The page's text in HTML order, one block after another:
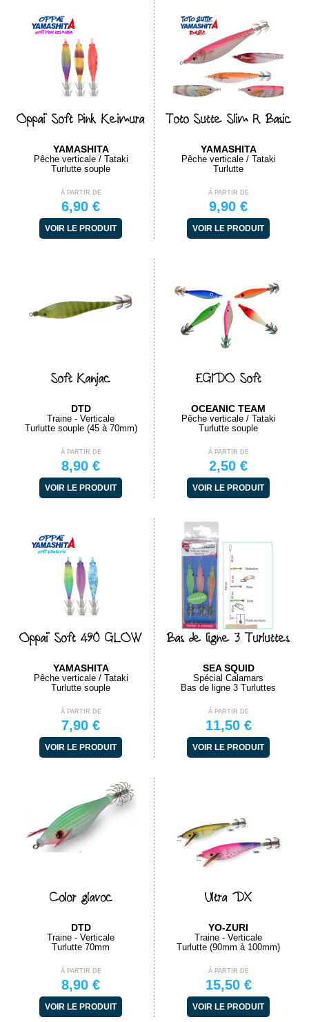
Oppaï Soft Pink Keimura
YAMASHITA
Pêche verticale / Tataki
Turlutte souple
À PARTIR DE
6,90 €
VOIR LE PRODUIT
Toto Sutte Slim R Basic
YAMASHITA
Pêche verticale / Tataki
Turlutte
À PARTIR DE
9,90 €
VOIR LE PRODUIT
Soft Kanjac
DTD
Traine - Verticale
Turlutte souple (45 à 70mm)
À PARTIR DE
8,90 €
VOIR LE PRODUIT
EGIDO Soft
OCEANIC TEAM
Pêche verticale / Tataki
Turlutte souple
À PARTIR DE
2,50 €
VOIR LE PRODUIT
Oppaï Soft 490 GLOW
YAMASHITA
Pêche verticale / Tataki
Turlutte souple
À PARTIR DE
7,90 €
VOIR LE PRODUIT
Bas de ligne 3 Turluttes
SEA SQUID
Spécial Calamars
Bas de ligne 3 Turluttes
À PARTIR DE
11,50 €
VOIR LE PRODUIT
Color glavoc
DTD
Traine - Verticale
Turlutte 70mm
À PARTIR DE
8,90 €
VOIR LE PRODUIT
Ultra DX
YO-ZURI
Traine - Verticale
Turlutte (90mm à 100mm)
À PARTIR DE
15,50 €
VOIR LE PRODUIT